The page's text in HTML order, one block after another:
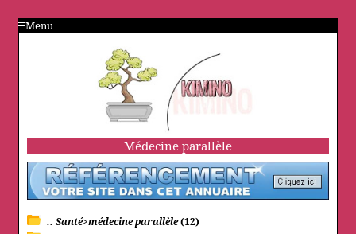
Menu
Médecine parallèle
.. Santé>médecine parallèle(12)